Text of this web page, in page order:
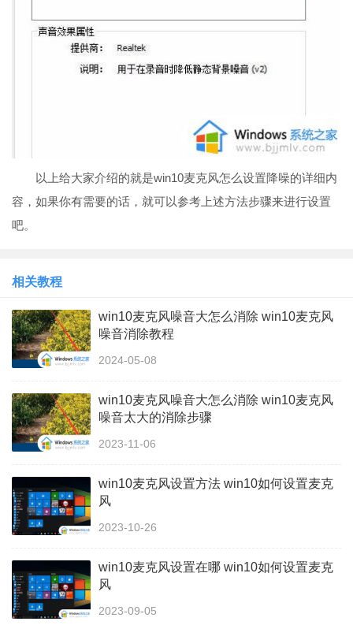
以上给大家介绍的就是win10麦克风怎么设置降噪的详细内
容，如果你有需要的话，就可以参考上述方法步骤来进行设置
吧。
相关教程
win10麦克风噪音大怎么消除 win10麦克风
噪音消除教程
2024-05-08
win10麦克风噪音大怎么消除 win10麦克风
噪音太大的消除步骤
2023-11-06
win10麦克风设置方法 win10如何设置麦克
风
2023-10-26
win10麦克风设置在哪 win10如何设置麦克
风
2023-09-05